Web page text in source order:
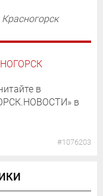
в
в
#1076203